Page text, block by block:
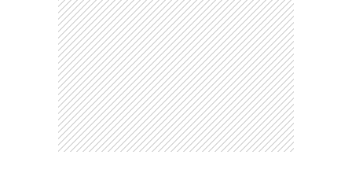
CARREGANDO PUBLICIDADE